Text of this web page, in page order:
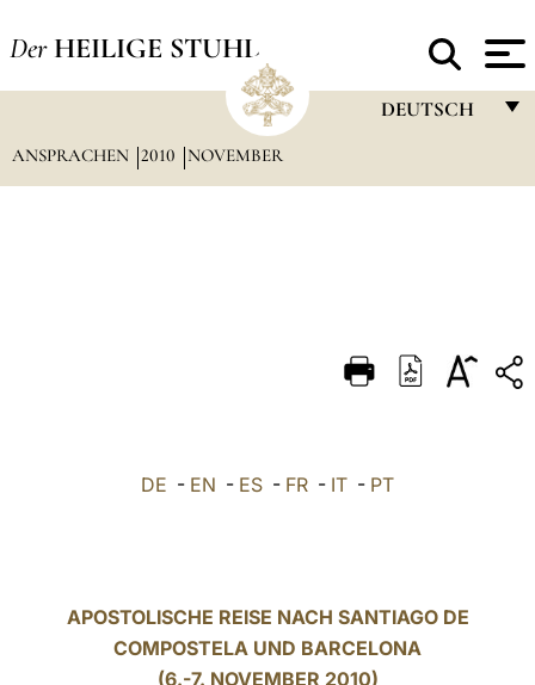
Der HEILIGE STUHL
DEUTSCH
DEUTSCH
العربيّة
ANSPRACHEN 2010 NOVEMBER
DE - EN - ES - FR - IT - PT
APOSTOLISCHE REISE NACH SANTIAGO DE
COMPOSTELA UND BARCELONA
(6.-7. NOVEMBER 2010)